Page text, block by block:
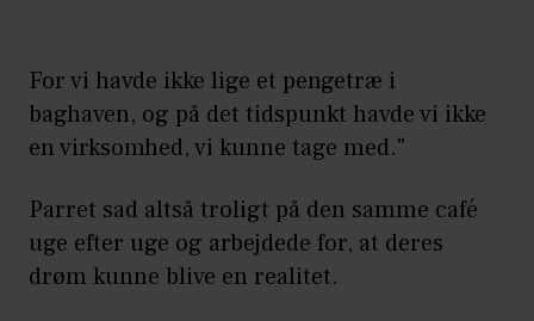
For vi havde ikke lige et pengetræ i
baghaven, og på det tidspunkt havde vi ikke
en virksomhed, vi kunne tage med."
Parret sad altså troligt på den samme café
uge efter uge og arbejdede for, at deres
drøm kunne blive en realitet.